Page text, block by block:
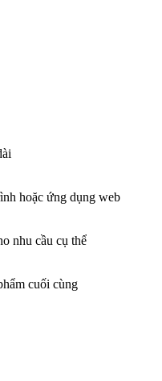
hoặc ứng dụng web
nhu cầu cụ thể
cuối cùng